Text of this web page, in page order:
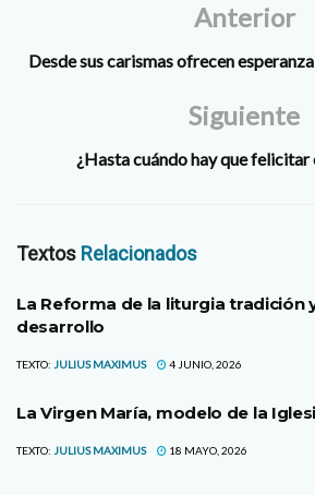
Anterior
Desde sus carismas ofrecen
Siguiente
¿Hasta cuándo hay que felicitar
Textos Relacionados
La Reforma de la liturgia tradición
desarrollo
TEXTO: JULIUS MAXIMUS 4 JUNIO, 2026
La Virgen María, modelo de la
TEXTO: JULIUS MAXIMUS 18 MAYO, 2026